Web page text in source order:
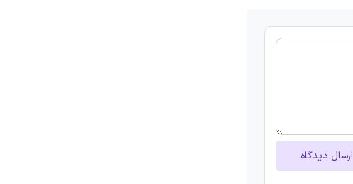
ارسال دیدگاه